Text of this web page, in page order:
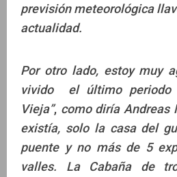
previsión meteorológica
actualidad.
Por otro lado, estoy muy
vivido el último periodo
Vieja”, como diría Andreas
existía, solo la casa del
puente y no más de 5
valles. La Cabaña de